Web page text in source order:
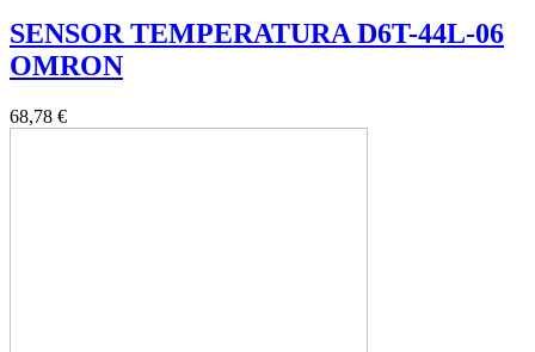
SENSOR TEMPERATURA D6T-44L-06
OMRON
68,78 €